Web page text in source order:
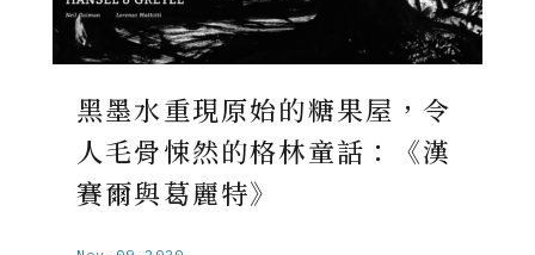
黑墨水重現原始的糖果屋，令
人毛骨悚然的格林童話：《漢
賽爾與葛麗特》